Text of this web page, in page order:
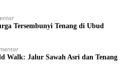
Tersembunyi Tenang di Ubud
Walk: Jalur Sawah Asri dan Tenang